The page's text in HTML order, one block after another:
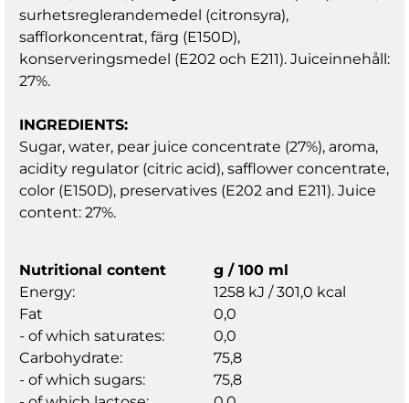
surhetsreglerandemedel (citronsyra),
safflorkoncentrat, färg (E150D),
konserveringsmedel (E202 och E211). Juiceinnehåll:
27%.
INGREDIENTS:
Sugar, water, pear juice concentrate (27%), aroma,
acidity regulator (citric acid), safflower concentrate,
color (E150D), preservatives (E202 and E211). Juice
content: 27%.
Nutritional content
g / 100 ml
Energy:
1258 kJ / 301,0 kcal
Fat
0,0
- of which saturates:
0,0
Carbohydrate:
75,8
- of which sugars:
75,8